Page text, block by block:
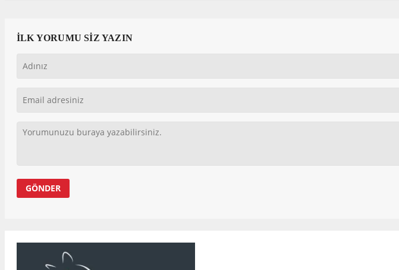
İLK YORUMU SİZ YAZIN